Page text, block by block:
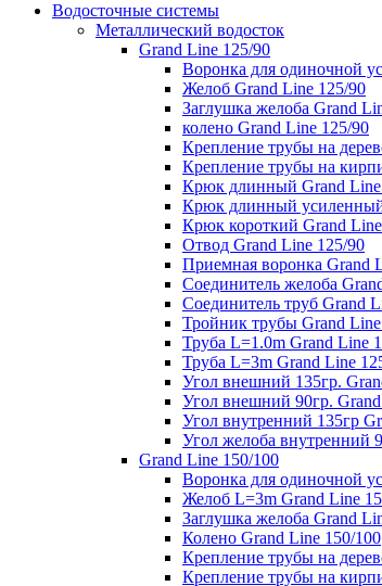
Водосточные системы
Металлический водосток
Grand Line 125/90
Воронка для одиночной
Желоб Grand Line 125/90
Заглушка желоба Grand
колено Grand Line 125/90
Крепление трубы на
Крепление трубы на
Крюк длинный Grand Line
Крюк длинный
Крюк короткий Grand
Отвод Grand Line 125/90
Приемная воронка Grand
Соединитель желоба
Соединитель труб Grand
Тройник трубы Grand
Труба L=1.0m Grand Line
Труба L=3m Grand Line
Угол внешний 135гр.
Угол внешний 90гр.
Угол внутренний 135гр
Угол желоба внутренний
Grand Line 150/100
Воронка для одиночной
Желоб L=3m Grand Line
Заглушка желоба Grand
Колено Grand Line 150/100
Крепление трубы на
Крепление трубы на